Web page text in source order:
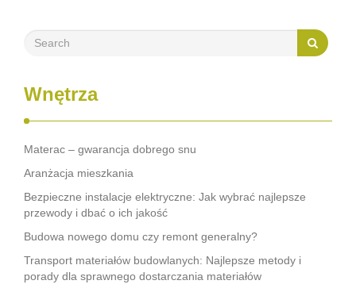
Wnętrza
Materac – gwarancja dobrego snu
Aranżacja mieszkania
Bezpieczne instalacje elektryczne: Jak wybrać najlepsze
przewody i dbać o ich jakość
Budowa nowego domu czy remont generalny?
Transport materiałów budowlanych: Najlepsze metody i
porady dla sprawnego dostarczania materiałów